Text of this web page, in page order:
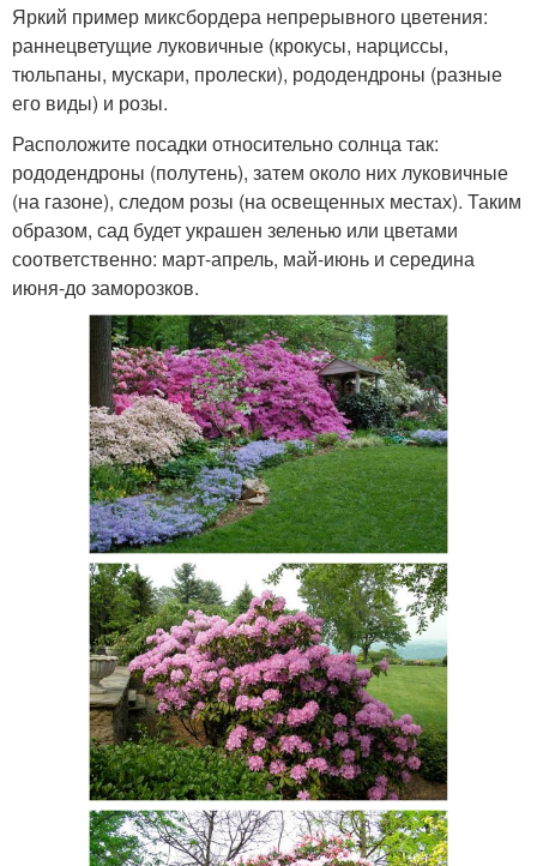
Яркий пример миксбордера непрерывного цветения:
раннецветущие луковичные (крокусы, нарциссы,
тюльпаны, мускари, пролески), рододендроны (разные
его виды) и розы.
Расположите посадки относительно солнца так:
рододендроны (полутень), затем около них луковичные
(на газоне), следом розы (на освещенных местах). Таким
образом, сад будет украшен зеленью или цветами
соответственно: март-апрель, май-июнь и середина
июня-до заморозков.